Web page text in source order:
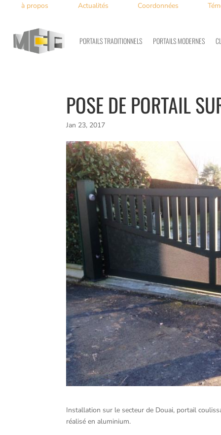
à propos Actualités Coordonnées
PORTAILS TRADITIONNELS PORTAILS MODERNES
POSE DE PORTAIL
Jan 23, 2017
Installation sur le secteur de Douai, portail
réalisé en aluminium.